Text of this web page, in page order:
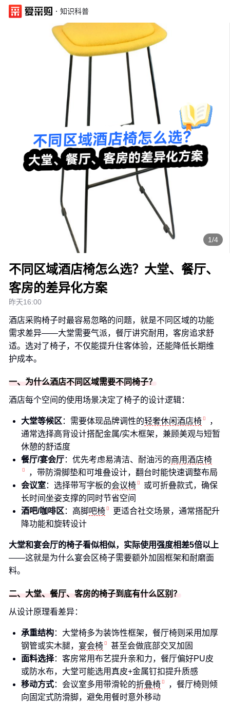
· 知识科普
1/4
不同区域酒店椅怎么选？大堂、餐厅、
客房的差异化方案
昨天16:00
酒店采购椅子时最容易忽略的问题，就是不同区域的功能
需求差异——大堂需要气派，餐厅讲究耐用，客房追求舒
适。选对了椅子，不仅能提升住客体验，还能降低长期维
护成本。
一、为什么酒店不同区域需要不同椅子？
酒店每个空间的使用场景决定了椅子的设计逻辑：
大堂等候区 ：需要体现品牌调性的轻奢休闲酒店椅
，
通常选择高背设计搭配金属/实木框架，兼顾美观与短暂
休憩的舒适度
餐厅/宴会厅：优先考虑易清洁、耐油污的商用酒店椅
，带防滑脚垫和可堆叠设计，翻台时能快速调整布局
会议室：选择带写字板的会议椅
或可折叠款式，确保
长时间坐姿支撑的同时节省空间
酒吧/咖啡区 ：高脚吧椅
更适合社交场景，通常搭配升
降功能和旋转设计
大堂和宴会厅的椅子看似相似，实际使用强度相差5倍以上
——这就是为什么宴会区椅子需要额外加固框架和耐磨面
料。
二、大堂、餐厅、客房的椅子到底有什么区别？
从设计原理看差异：
承重结构：大堂椅多为装饰性框架，餐厅椅则采用加厚
钢管或实木腿， 宴会椅
甚至会做底部交叉加固
面料选择：客房常用布艺提升亲和力，餐厅偏好PU皮
或防水布，大堂可能选用真皮+金属钉扣提升质感
移动方式：会议室多用带滑轮的折叠椅
，餐厅椅则倾
向固定式防滑脚，避免用餐时意外移动